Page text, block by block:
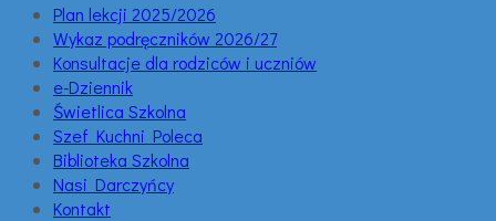
Plan lekcji 2025/2026
Wykaz podręczników 2026/27
Konsultacje dla rodziców i uczniów
e-Dziennik
Świetlica Szkolna
Szef Kuchni Poleca
Biblioteka Szkolna
Nasi Darczyńcy
Kontakt